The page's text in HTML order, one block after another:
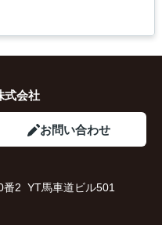
式会社
お問い合わせ
番2 YT馬車道ビル501